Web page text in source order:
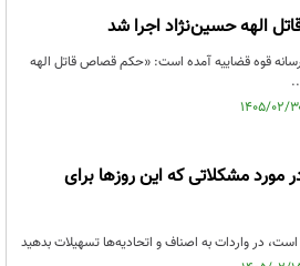
الهه حسین‌نژاد اجرا شد
رسانه قوه قضاییه آمده است: «حکم قصاص قاتل الهه
مورد مشکلاتی که این روزها برای
در واردات به اصناف و اتحادیه‌ها تسهیلات بدهید